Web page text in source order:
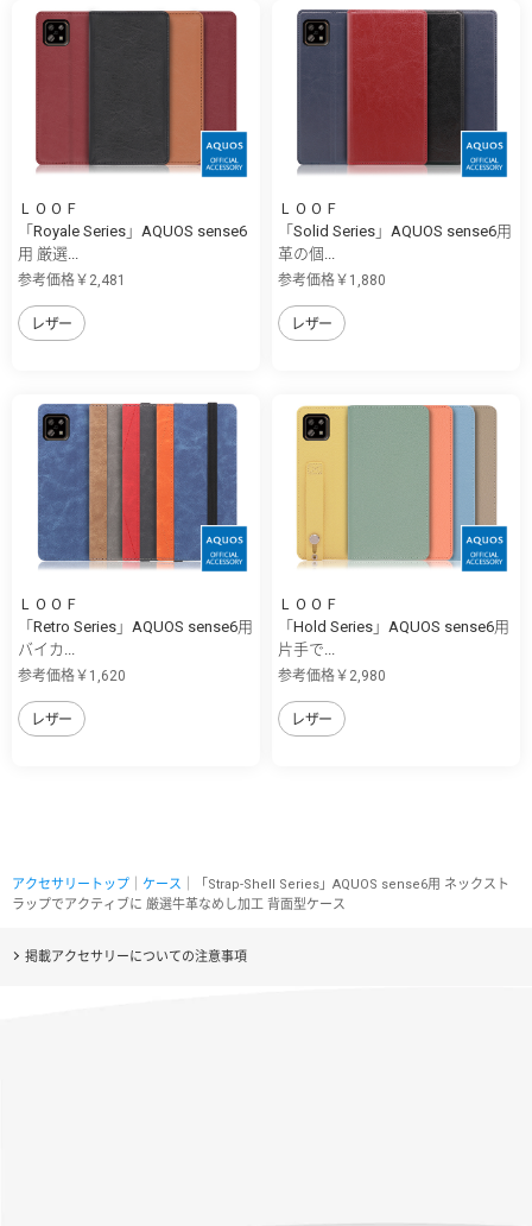
ＬＯＯＦ
「Royale Series」AQUOS sense6
用 厳選...
参考価格￥2,481
レザー
ＬＯＯＦ
「Solid Series」AQUOS sense6用
革の個...
参考価格￥1,880
レザー
ＬＯＯＦ
「Retro Series」AQUOS sense6用
バイカ...
参考価格￥1,620
レザー
ＬＯＯＦ
「Hold Series」AQUOS sense6用
片手で...
参考価格￥2,980
レザー
アクセサリートップ ケース ｜「Strap-Shell Series」AQUOS sense6用 ネックスト
ラップでアクティブに 厳選牛革なめし加工 背面型ケース
掲載アクセサリーについての注意事項